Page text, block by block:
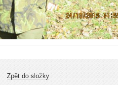
Zpět do složky